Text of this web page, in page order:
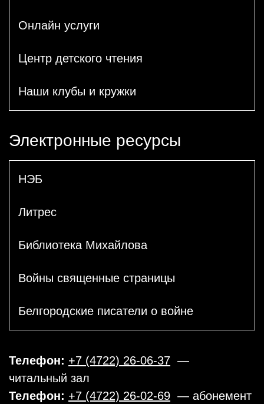
Онлайн услуги
Центр детского чтения
Наши клубы и кружки
Электронные ресурсы
НЭБ
Литрес
Библиотека Михайлова
Войны священные страницы
Белгородские писатели о войне
Телефон: +7 (4722) 26-06-37 —
читальный зал
Телефон: +7 (4722) 26-02-69 — абонемент